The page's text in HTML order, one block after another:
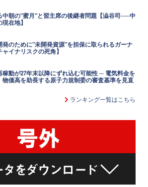
中朝の"蜜月"と習主席の後継者問題【澁谷司──中
在地】
発のために"未開発資源"を担保に取られるガーナ
イナリスクの死角】
稼動が27年末以降にずれ込む可能性 ─ 電気料金を
物価高を助長する原子力規制委の審査基準を見直
ランキング一覧はこちら